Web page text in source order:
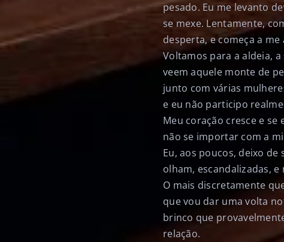
pesado. Eu me levanto
se mexe. Lentamente,
desperta, e começa a
Voltamos para a aldeia,
veem aquele monte de
junto com várias
e eu não participo
Meu coração cresce e
não se importar com a
Eu, aos poucos, deixo
olham, escandalizadas,
O mais discretamente
que vou dar uma volta
brinco que
relação.